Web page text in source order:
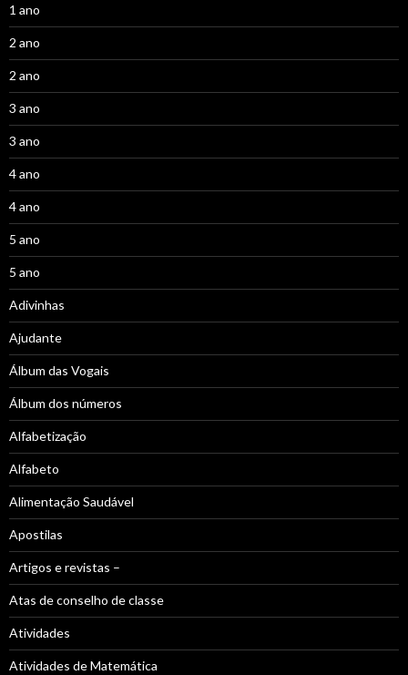
1 ano
2 ano
2 ano
3 ano
3 ano
4 ano
4 ano
5 ano
5 ano
Adivinhas
Ajudante
Álbum das Vogais
Álbum dos números
Alfabetização
Alfabeto
Alimentação Saudável
Apostilas
Artigos e revistas –
Atas de conselho de classe
Atividades
Atividades de Matemática